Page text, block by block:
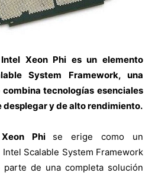
Xeon Phi es un elemento
System Framework, una
tecnologías esenciales
y de alto rendimiento.
Phi se erige como un
Scalable System Framework
parte de una completa solución